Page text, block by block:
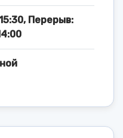
Перерыв: